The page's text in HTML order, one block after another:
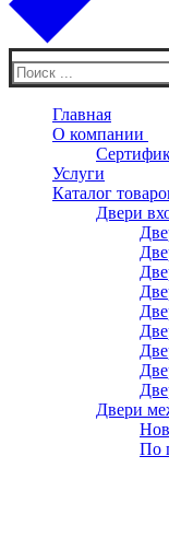
Искать:
Главная
О компании
Услуги
Каталог
Двери
Двери
По